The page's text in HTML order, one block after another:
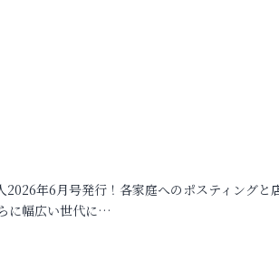
2026年6月号発行！各家庭へのポスティングと
に幅広い世代に…